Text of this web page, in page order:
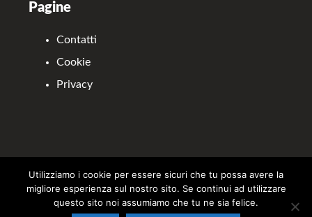
Pagine
Contatti
Cookie
Privacy
Il sito partecipa a programmi di affiliazione come il Programma Affiliazione
Amazon EU, un programma di affiliazione che permette ai siti web di
percepire una commissione pubblicitaria pubblicizzando e fornendo link al
Utilizziamo i cookie per essere sicuri che tu possa avere la
migliore esperienza sul nostro sito. Se continui ad utilizzare
questo sito noi assumiamo che tu ne sia felice.